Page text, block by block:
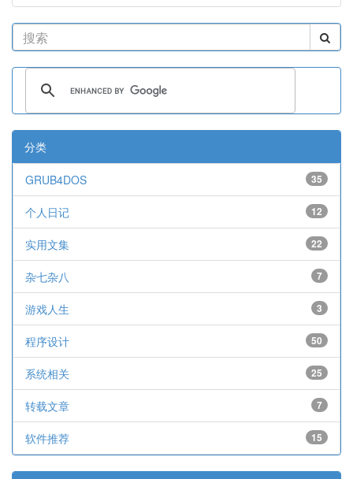
分类
35
GRUB4DOS
12
个人日记
22
实用文集
7
杂七杂八
3
游戏人生
50
程序设计
25
系统相关
7
转载文章
15
软件推荐